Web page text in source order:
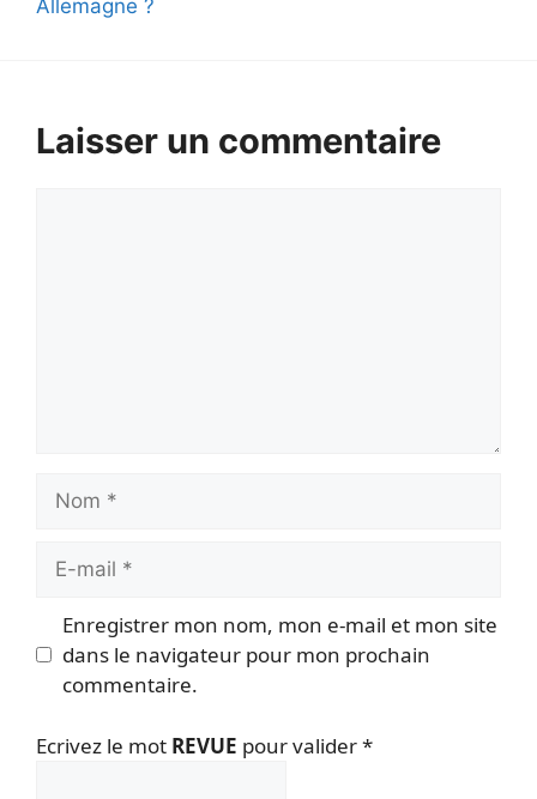
Allemagne ?
Laisser un commentaire
Nom
Enregistrer mon nom, mon e-mail et mon site
dans le navigateur pour mon prochain
commentaire.
Ecrivez le mot REVUE pour valider*